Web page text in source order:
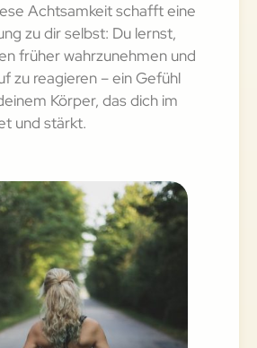
Achtsamkeit schafft eine
zu dir selbst: Du lernst,
früher wahrzunehmen und
zu reagieren – ein Gefühl
Körper, das dich im
und stärkt.